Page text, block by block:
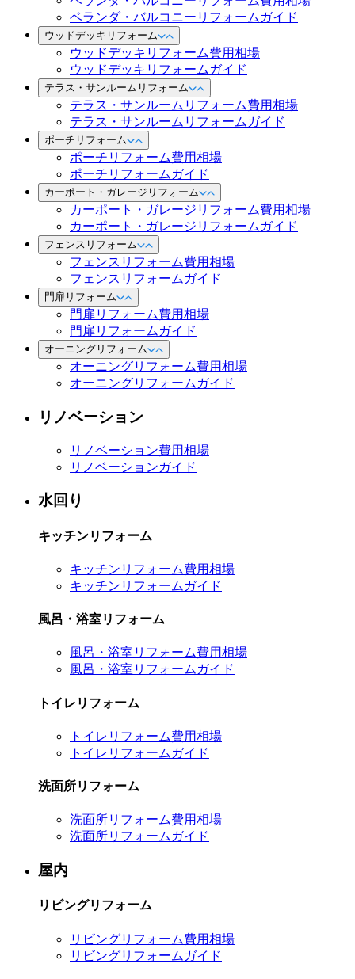
ベランダ・バルコニーリフォームガイド
ウッドデッキリフォーム
ウッドデッキリフォーム費用相場
ウッドデッキリフォームガイド
テラス・サンルームリフォーム
テラス・サンルームリフォーム費用相場
テラス・サンルームリフォームガイド
ポーチリフォーム
ポーチリフォーム費用相場
ポーチリフォームガイド
カーポート・ガレージリフォーム
カーポート・ガレージリフォーム費用相場
カーポート・ガレージリフォームガイド
フェンスリフォーム
フェンスリフォーム費用相場
フェンスリフォームガイド
門扉リフォーム
門扉リフォーム費用相場
門扉リフォームガイド
オーニングリフォーム
オーニングリフォーム費用相場
オーニングリフォームガイド
リノベーション
リノベーション費用相場
リノベーションガイド
水回り
キッチンリフォーム
キッチンリフォーム費用相場
キッチンリフォームガイド
風呂・浴室リフォーム
風呂・浴室リフォーム費用相場
風呂・浴室リフォームガイド
トイレリフォーム
トイレリフォーム費用相場
トイレリフォームガイド
洗面所リフォーム
洗面所リフォーム費用相場
洗面所リフォームガイド
屋内
リビングリフォーム
リビングリフォーム費用相場
リビングリフォームガイド